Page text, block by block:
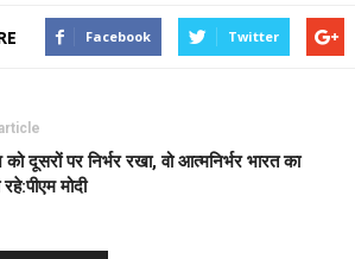
Facebook Twitter
दूसरों पर निर्भर रखा, वो आत्मनिर्भर भारत का
मोदी